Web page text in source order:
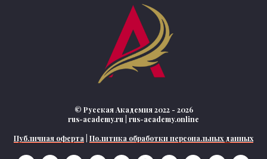
© Русская Академия 2022 - 2026
rus-academy.ru | rus-academy.online
Публичная оферта
Политика обработки персональных данных